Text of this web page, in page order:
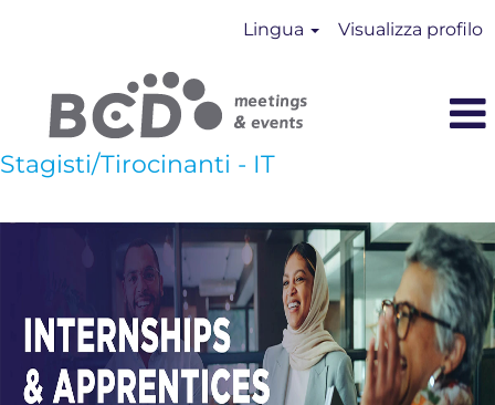
Lingua Visualizza profilo
Stagisti/Tirocinanti - IT